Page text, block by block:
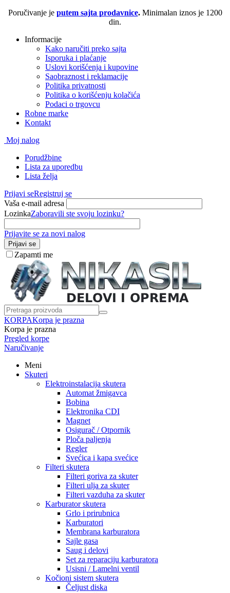
Poručivanje je putem sajta prodavnice. Minimalan iznos je 1200
din.
Informacije
Kako naručiti preko sajta
Isporuka i plaćanje
Uslovi korišćenja i kupovine
Saobraznost i reklamacije
Politika privatnosti
Politika o korišćenju kolačića
Podaci o trgovcu
Robne marke
Kontakt
Moj nalog
Porudžbine
Lista za uporedbu
Lista želja
Prijavi seRegistruj se
Vaša e-mail adresa
LozinkaZaboravili ste svoju lozinku?
Prijavite se za novi nalog
Prijavi se
Zapamti me
KORPAKorpa je prazna
Korpa je prazna
Pregled korpe
Naručivanje
Meni
Skuteri
Elektroinstalacija skutera
Automat žmigavca
Bobina
Elektronika CDI
Magnet
Osigurač / Otpornik
Ploča paljenja
Regler
Svećica i kapa svećice
Filteri skutera
Filteri goriva za skuter
Filteri ulja za skuter
Filteri vazduha za skuter
Karburator skutera
Grlo i prirubnica
Karburatori
Membrana karburatora
Sajle gasa
Saug i delovi
Set za reparaciju karburatora
Usisni / Lamelni ventil
Kočioni sistem skutera
Čeljust diska